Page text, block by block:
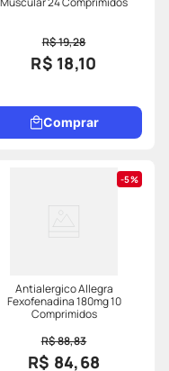
R$ 19,28
R$ 18,10
Comprar
5%
Antialergico Allegra
Fexofenadina 180mg 10
Comprimidos
R$ 88,83
R$ 84,68